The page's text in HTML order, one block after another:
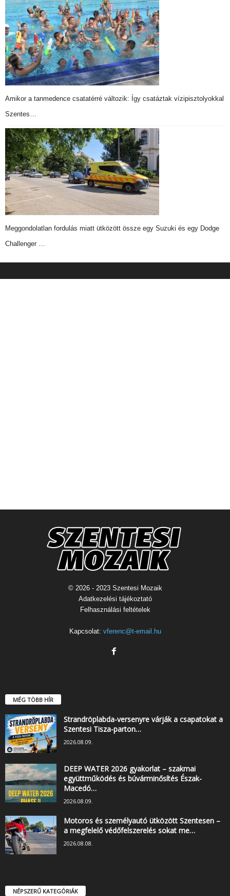
Amikor a tanmedence csatatérré változik: Így csatáztak vízipisztolyokkal
Szentes…
Meggondolatlan fordulás miatt ütközött össze egy Suzuki és egy Dodge
Challenger …
© 2026 - 2023 Szentesi Mozaik
Adatkezelési tájékoztató
Felhasználási feltételek
Kapcsolat: vferenc@t-email.hu
MÉG TÖBB HÍR
Strandröplabda-versenyre várják a csapatokat a
Szentesi Tisza-parton…
2026.08.09.
DEEP WATER 2026 gyakorlat – szakmai
együttműködés és búvárminősítés Észak-
Macedó…
2026.08.09.
Motoros és személyautó ütközött Szentesen –
a megfelelő védőfelszerelés sokat me…
2026.08.08.
NÉPSZERŰ KATEGÓRIÁK